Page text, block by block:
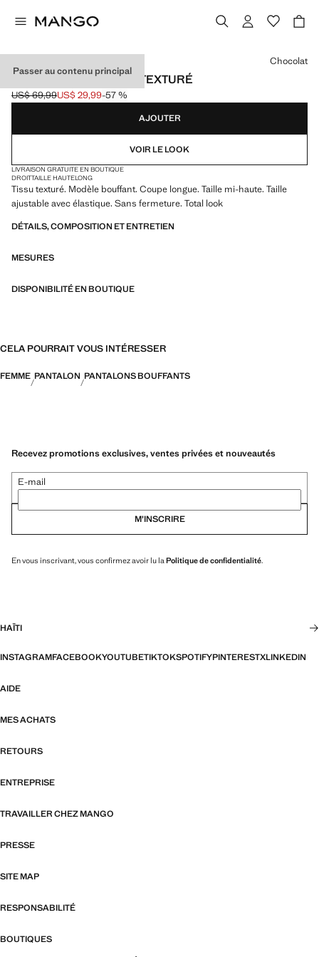
Passer au contenu principal
PANTALON BOUFFANT TEXTURÉ
Prix initial barré [US$ 69,99 ]
US$ 69,99
Prix actuel [US$ 29,99 ]
US$ 29,99-57 %
Choisissez une couleur
Chocolat
AJOUTER
VOIR LE LOOK
LIVRAISON GRATUITE EN BOUTIQUE
DROITTAILLE HAUTELONG
Tissu texturé. Modèle bouffant. Coupe longue. Taille mi-haute. Taille
ajustable avec élastique. Sans fermeture. Total look
DÉTAILS, COMPOSITION ET ENTRETIEN
MESURES
DISPONIBILITÉ EN BOUTIQUE
CELA POURRAIT VOUS INTÉRESSER
FEMME PANTALON PANTALONS BOUFFANTS
Recevez promotions exclusives, ventes privées et nouveautés
E-mail
M’INSCRIRE
En vous inscrivant, vous confirmez avoir lu la Politique de confidentialité.
HAÏTI
INSTAGRAMFACEBOOKYOUTUBETIKTOKSPOTIFYPINTERESTXLINKEDIN
AIDE
MES ACHATS
RETOURS
ENTREPRISE
TRAVAILLER CHEZ MANGO
PRESSE
SITE MAP
RESPONSABILITÉ
BOUTIQUES